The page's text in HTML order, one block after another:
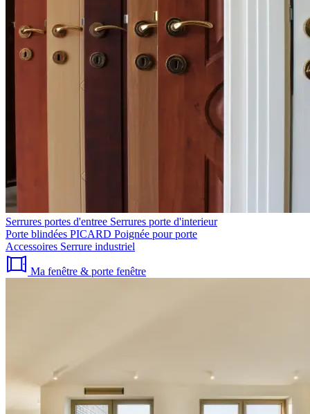
Serrures portes d'entree Serrures porte d'interieur
Porte blindées PICARD Poignée pour porte
Accessoires Serrure industriel
Ma fenêtre & porte fenêtre